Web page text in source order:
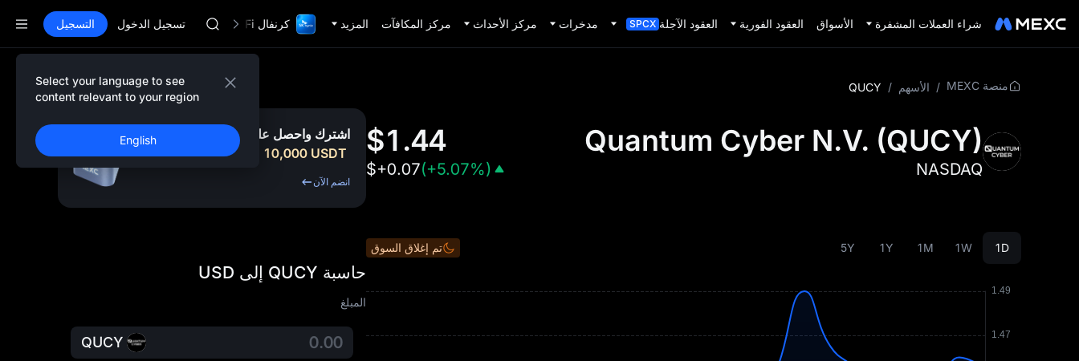
شراء العملات المشفرة الأسواق العقود الفورية العقود الآجلة SPCX مدخرات مركز الأحداث مركز المكافآت المزيد كرنفال TradFi مع 1,000,000$
AAOI
SPCX يرتفع رغم انتهاء الحظر
GOLD(XAU)
اشتراك سوق يونيتري ستار في 10 أغسطس
تسجيل الدخول التسجيل
Select your language to see
content relevant to your region
English
منصة MEXC / الأسهم /
QUCY
Quantum Cyber N.V. (QUCY)
NASDAQ
$1.44
$+0.07(+5.07%)
1D
1W
1M
1Y
5Y تم إغلاق السوق
اشترك واحصل على ما يصل إلى
10,000 USDT بونص
انضم الآن
حاسبة QUCY إلى USD
المبلغ
QUCY